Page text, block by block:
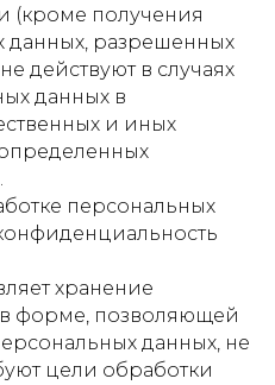
(кроме получения
данных, разрешенных
действуют в случаях
данных в
и иных
персональных
хранение
форме, позволяющей
данных, не
цели обработки